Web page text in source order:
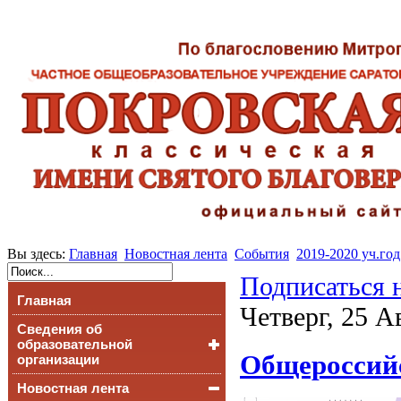
Вы здесь: Главная Новостная лента События 2019-2020 уч.год
Главная
Сведения об
образовательной
организации
Основные сведения
Новостная лента
Подписаться
Четверг, 25